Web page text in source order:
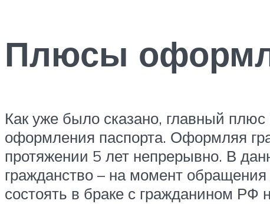
Плюсы
Как уже было сказано, главный
оформления паспорта. Оформляя
протяжении 5 лет непрерывно. В
гражданство – на момент
состоять в браке с гражданином